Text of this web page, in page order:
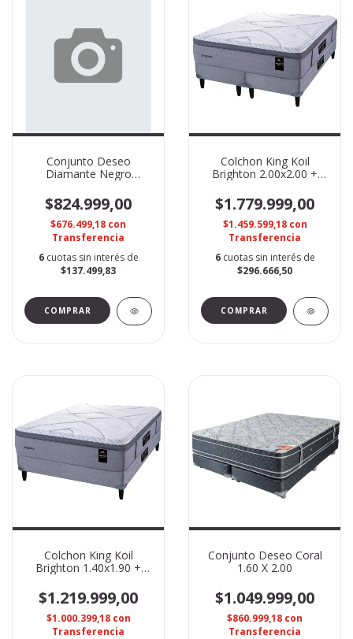
Conjunto Deseo
Diamante Negro
$824.999,00
$676.499,18 con
Transferencia
6 cuotas sin interés de
$137.499,83
Colchon King Koil
Brighton 2.00x2.00 +
$1.779.999,00
$1.459.599,18 con
Transferencia
6 cuotas sin interés de
$296.666,50
Colchon King Koil
Brighton 1.40x1.90 +
$1.219.999,00
$1.000.399,18 con
Transferencia
Conjunto Deseo Coral
1.60 X 2.00
$1.049.999,00
$860.999,18 con
Transferencia